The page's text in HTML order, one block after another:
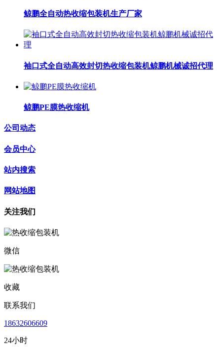
鲸鹏全自动热收缩包装机生产厂家
袖口式全自动高效封切热收缩包装机鲸鹏机械诚招代理
鲸鹏PE膜热收缩机
公司动态
会员中心
站内搜索
网站地图
关注我们
微信
收藏
联系我们
18632606609
24小时